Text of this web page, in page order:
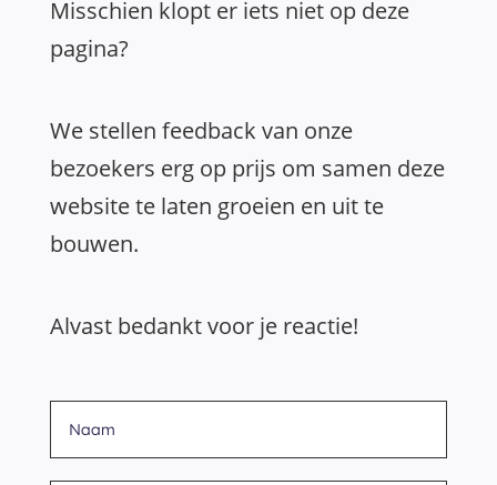
Misschien klopt er iets niet op deze
pagina?
We stellen feedback van onze
bezoekers erg op prijs om samen deze
website te laten groeien en uit te
bouwen.
Alvast bedankt voor je reactie!